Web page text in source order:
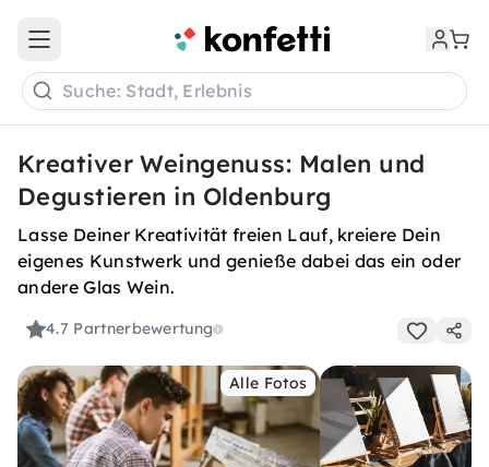
Open main menu
Suche: Stadt, Erlebnis
Kreativer Weingenuss: Malen und
Degustieren in Oldenburg
Lasse Deiner Kreativität freien Lauf, kreiere Dein
eigenes Kunstwerk und genieße dabei das ein oder
andere Glas Wein.
4.7 Partnerbewertung
Alle Fotos